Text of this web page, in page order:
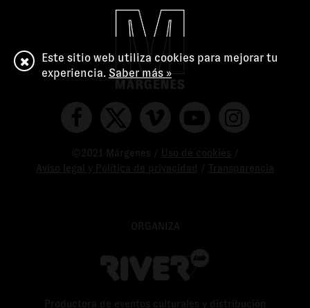
©2021 Márgenes / Uso de cookies
Aviso legal y Política de privacidad
Transparencia
ORGANIZA
Productora de eventos culturales y distribución
Este sitio web utiliza cookies para mejorar tu
experiencia. Saber más »